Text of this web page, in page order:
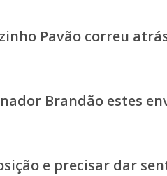
Pavão correu
Brandão estes
e precisar dar